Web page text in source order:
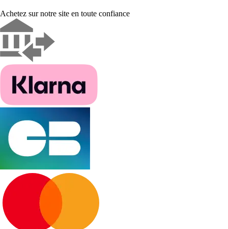
Achetez sur notre site en toute confiance